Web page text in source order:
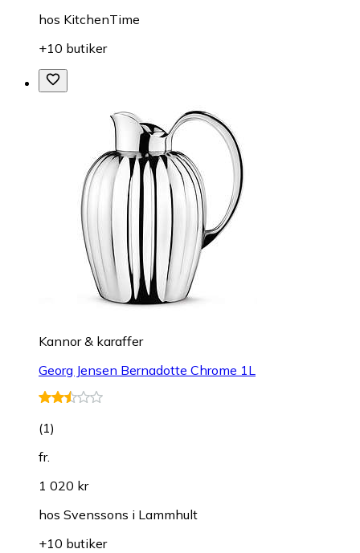
hos KitchenTime
+10 butiker
Kannor & karaffer
Georg Jensen Bernadotte Chrome 1L
(1)
fr.
1 020 kr
hos Svenssons i Lammhult
+10 butiker